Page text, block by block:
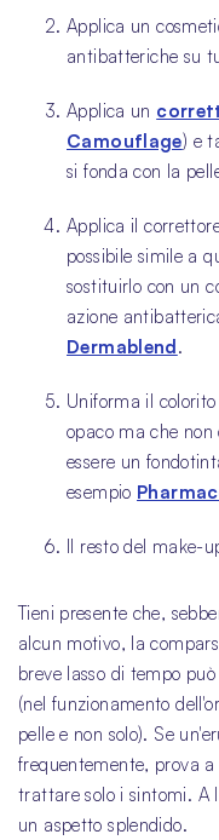
Applica un
antibatteriche su
Applica un
Camouflage) e
si fonda con la
Applica il
possibile simile a
sostituirlo con un
azione
Dermablend.
Uniforma il
opaco ma che
essere un
esempio
Il resto del make-
Tieni presente che,
alcun motivo, la
breve lasso di tempo
(nel funzionamento
pelle e non solo). Se
frequentemente, prova
trattare solo i sintomi. A
un aspetto splendido.